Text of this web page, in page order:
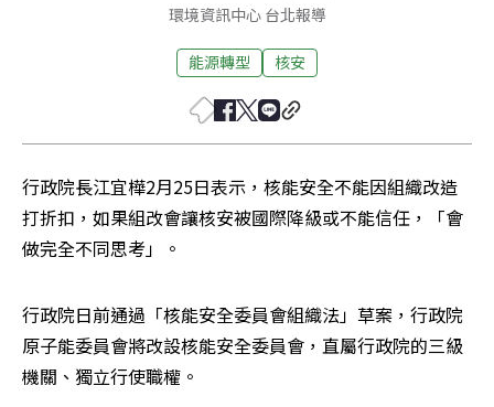
環境資訊中心 台北報導
能源轉型 核安
行政院長江宜樺2月25日表示，核能安全不能因組織改造
打折扣，如果組改會讓核安被國際降級或不能信任，「會
做完全不同思考」。
行政院日前通過「核能安全委員會組織法」草案，行政院
原子能委員會將改設核能安全委員會，直屬行政院的三級
機關、獨立行使職權。